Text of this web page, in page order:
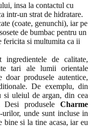
insa la contactul cu
intr-un strat de hidratare.
(coate, genunchi), iar pe
de bumbac pentru un
fericita si multumita ca ii
ingredientele de calitate,
tari ale lumii orientale
produsele autentice,
De exemplu, din
si uleiul de argan, din cea
produsele Charme
urilor, unde sunt incluse in
si la tine acasa, iar eu